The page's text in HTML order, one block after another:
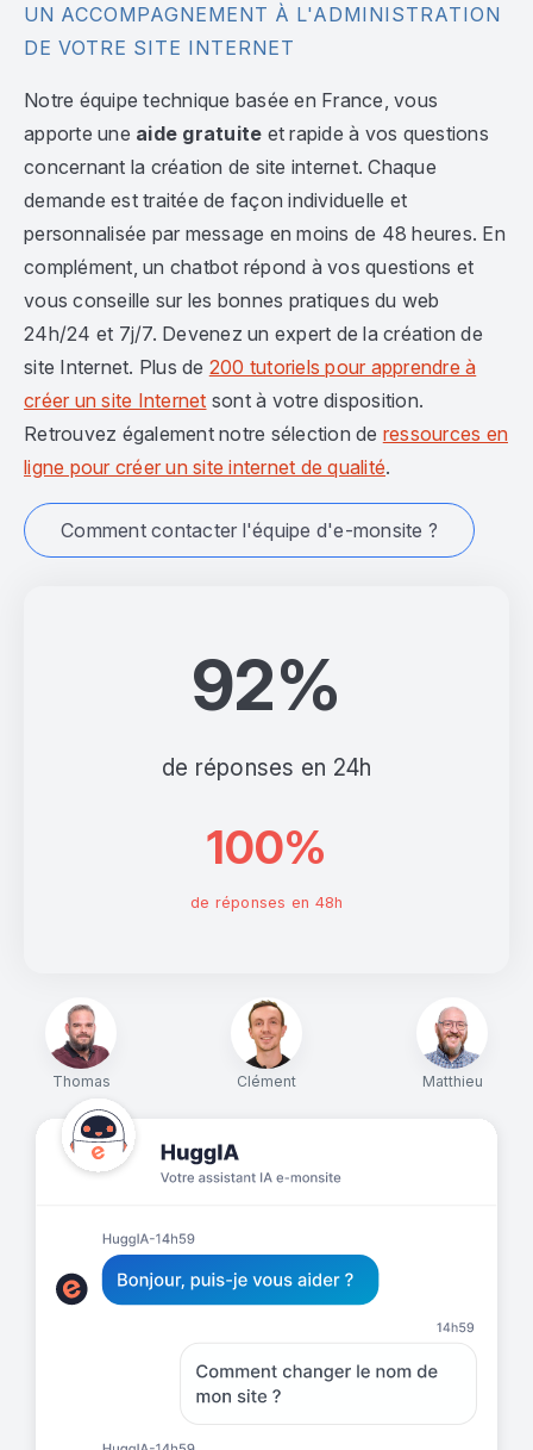
Thomas Clément Matthieu
92%
de réponses en 24h
100%
de réponses en 48h
UN ACCOMPAGNEMENT À L'ADMINISTRATION
DE VOTRE SITE INTERNET
Notre équipe technique basée en France, vous
apporte une aide gratuite et rapide à vos questions
concernant la création de site internet. Chaque
demande est traitée de façon individuelle et
personnalisée par message en moins de 48 heures. En
complément, un chatbot répond à vos questions et
vous conseille sur les bonnes pratiques du web
24h/24 et 7j/7. Devenez un expert de la création de
site Internet. Plus de 200 tutoriels pour apprendre à
créer un site Internet sont à votre disposition.
Retrouvez également notre sélection de ressources en
ligne pour créer un site internet de qualité.
Comment contacter l'équipe d'e-monsite ?